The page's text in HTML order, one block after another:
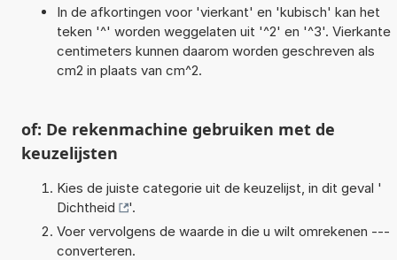
In de afkortingen voor 'vierkant' en 'kubisch' kan het
teken '^' worden weggelaten uit '^2' en '^3'. Vierkante
centimeters kunnen daarom worden geschreven als
cm2 in plaats van cm^2.
of: De rekenmachine gebruiken met de
keuzelijsten
Kies de juiste categorie uit de keuzelijst, in dit geval '
Dichtheid
'.
Voer vervolgens de waarde in die u wilt omrekenen ---
converteren.